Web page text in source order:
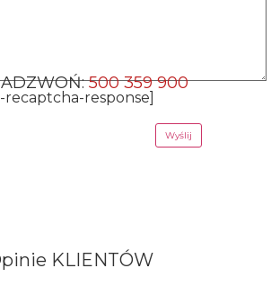
response]
500 359 900
KLIENTÓW